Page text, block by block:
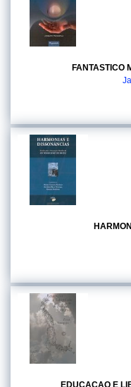
FANTASTICO
EDUCACAO E